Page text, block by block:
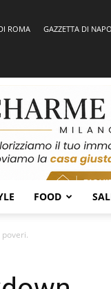
ROMA GAZZETTA DI
FOOD